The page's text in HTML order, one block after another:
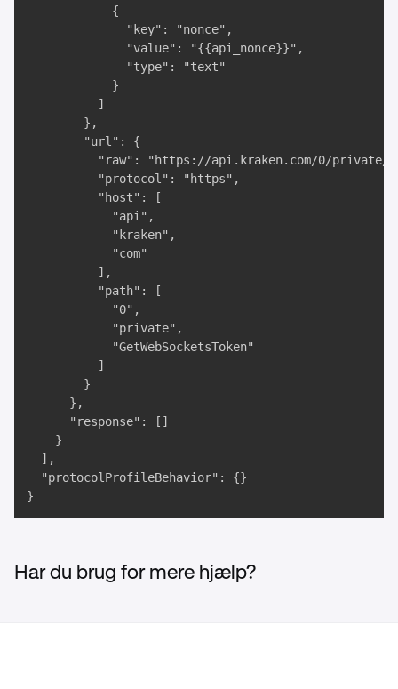
            {
              "key": "nonce",
              "value": "{{api_nonce}}",
              "type": "text"
            }
          ]
        },
        "url": {
"raw": "https://api.kraken.com/0/private/
          "protocol": "https",
          "host": [
            "api",
            "kraken",
            "com"
          ],
          "path": [
            "0",
            "private",
            "GetWebSocketsToken"
          ]
        }
      },
      "response": []
    }
  ],
  "protocolProfileBehavior": {}
}
Har du brug for mere hjælp?